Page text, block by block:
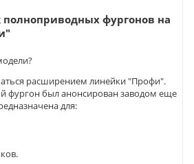
фургонов на
расширением линейки "Профи".
фургон был анонсирован заводом еще
для: